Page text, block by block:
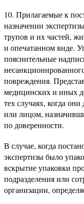
10. Прилагаемые к
назначении
трупов и их частей,
и опечатанном виде.
пояснительные
повреждения.
медицинских и иных
тех случаях, когда
или лицом,
по доверенности.
В случае, когда
экспертизы было
вскрытие упаковки
подразделения или
организации,